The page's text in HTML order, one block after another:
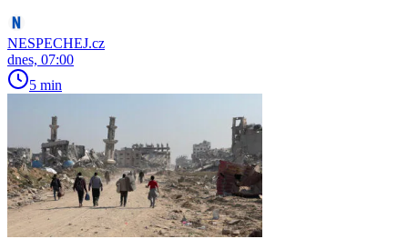
NESPECHEJ.cz
dnes, 07:00
5 min